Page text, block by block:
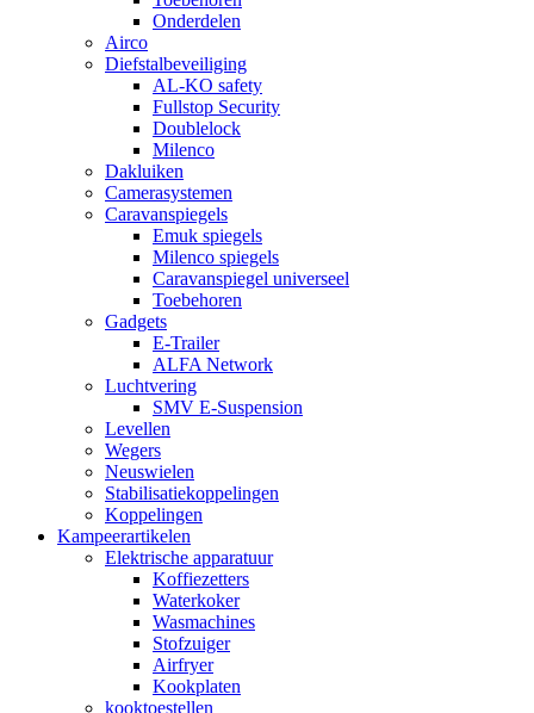
Onderdelen
Airco
Diefstalbeveiliging
AL-KO safety
Fullstop Security
Doublelock
Milenco
Dakluiken
Camerasystemen
Caravanspiegels
Emuk spiegels
Milenco spiegels
Caravanspiegel universeel
Toebehoren
Gadgets
E-Trailer
ALFA Network
Luchtvering
SMV E-Suspension
Levellen
Wegers
Neuswielen
Stabilisatiekoppelingen
Koppelingen
Kampeerartikelen
Elektrische apparatuur
Koffiezetters
Waterkoker
Wasmachines
Stofzuiger
Airfryer
Kookplaten
kooktoestellen